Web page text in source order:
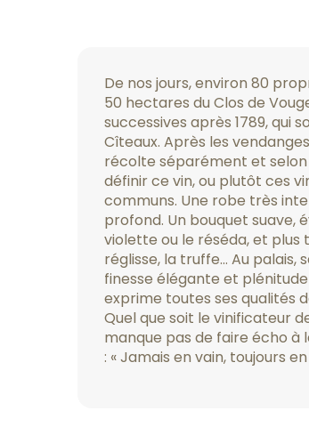
De nos jours, environ 80
50 hectares du Clos de
successives après 1789, qui
Cîteaux. Après les
récolte séparément et
définir ce vin, ou plutôt ces
communs. Une robe très
profond. Un bouquet suave,
violette ou le réséda, et plus
réglisse, la truffe… Au palais,
finesse élégante et
exprime toutes ses qualités
Quel que soit le vinificateur
manque pas de faire écho à
: « Jamais en vain, toujours en